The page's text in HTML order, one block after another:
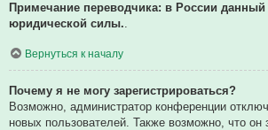
Примечание переводчика: в России данный
юридической силы..
Вернуться к началу
Почему я не могу зарегистрироваться?
Возможно, администратор конференции
новых пользователей. Также возможно, что он